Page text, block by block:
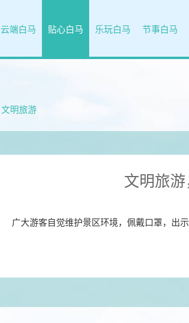
云端白马 贴心白马 乐玩白马 节事白马
文明旅游
文明旅游
广大游客自觉维护景区环境，佩戴口罩，出